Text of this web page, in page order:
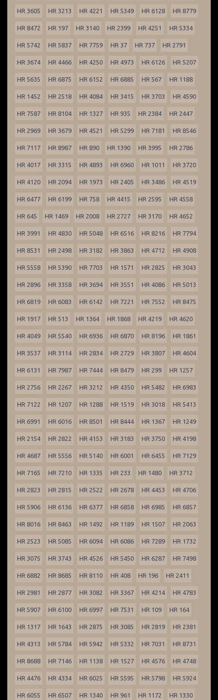
HR 3605 HR 3213 HR 4221 HR 5349 HR 6128 HR 8779
HR 8472 HR 197 HR 3140 HR 2399 HR 4251 HR 5334
HR 5742 HR 5837 HR 7759 HR 37 HR 737 HR 2791
HR 3674 HR 4466 HR 4250 HR 4973 HR 6126 HR 5207
HR 5635 HR 6875 HR 6152 HR 6885 HR 567 HR 1188
HR 1452 HR 2518 HR 4084 HR 3415 HR 3703 HR 4590
HR 7587 HR 8104 HR 1327 HR 935 HR 2384 HR 2447
HR 2969 HR 3679 HR 4521 HR 5299 HR 7181 HR 8546
HR 7117 HR 8987 HR 890 HR 1390 HR 3995 HR 2786
HR 4017 HR 3315 HR 4893 HR 6960 HR 1011 HR 3720
HR 4120 HR 2094 HR 1973 HR 2405 HR 3486 HR 4519
HR 6477 HR 6199 HR 758 HR 4415 HR 2595 HR 4558
HR 645 HR 1469 HR 2008 HR 2727 HR 3170 HR 4652
HR 3991 HR 4830 HR 5048 HR 6516 HR 8216 HR 7794
HR 8531 HR 2498 HR 3182 HR 3863 HR 4712 HR 4908
HR 5558 HR 5390 HR 7703 HR 1571 HR 2825 HR 3043
HR 2896 HR 3358 HR 3694 HR 3551 HR 4086 HR 5013
HR 6819 HR 6083 HR 6142 HR 7221 HR 7552 HR 8475
HR 1917 HR 513 HR 1364 HR 1868 HR 4219 HR 4620
HR 4049 HR 5540 HR 6936 HR 6870 HR 8196 HR 1861
HR 3537 HR 3114 HR 2834 HR 2729 HR 3807 HR 4604
HR 6131 HR 7987 HR 7444 HR 8479 HR 299 HR 1257
HR 2756 HR 2267 HR 3212 HR 4350 HR 5482 HR 6983
HR 7122 HR 1207 HR 1288 HR 1519 HR 3018 HR 5413
HR 6991 HR 6016 HR 8501 HR 8444 HR 1367 HR 1249
HR 2154 HR 2822 HR 4153 HR 3183 HR 3750 HR 4198
HR 4687 HR 5556 HR 5140 HR 6001 HR 6455 HR 7129
HR 7165 HR 7210 HR 1335 HR 233 HR 1480 HR 3712
HR 2823 HR 2815 HR 2522 HR 2678 HR 4453 HR 4706
HR 5906 HR 6136 HR 6377 HR 6858 HR 6985 HR 6857
HR 8016 HR 8463 HR 1492 HR 1189 HR 1507 HR 2063
HR 2523 HR 5085 HR 6094 HR 6086 HR 7289 HR 1732
HR 3075 HR 3743 HR 4526 HR 5450 HR 6287 HR 7498
HR 6882 HR 8685 HR 8110 HR 408 HR 196 HR 2411
HR 2981 HR 2877 HR 3082 HR 3367 HR 4214 HR 4783
HR 5907 HR 6100 HR 6997 HR 7531 HR 109 HR 164
HR 1317 HR 1643 HR 2875 HR 3085 HR 2819 HR 2381
HR 4313 HR 5784 HR 5942 HR 5332 HR 7031 HR 8731
HR 8688 HR 7146 HR 1138 HR 1527 HR 4576 HR 4748
HR 4476 HR 4334 HR 6025 HR 5595 HR 5798 HR 5924
HR 6055 HR 6507 HR 1340 HR 961 HR 1172 HR 1330